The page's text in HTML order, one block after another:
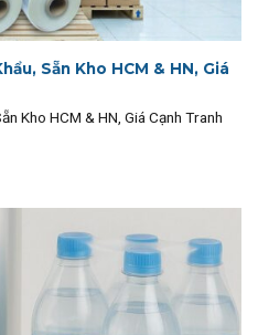
Sẵn Kho HCM & HN, Giá
Kho HCM & HN, Giá Cạnh Tranh